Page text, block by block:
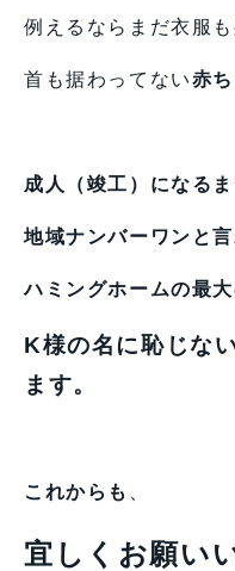
例えるならまだ衣服
首も据わってない赤
成人（竣工）になるま
地域ナンバーワンと
ハミングホームの最
K様の名に恥じな
ます。
これからも
宜しくお願い